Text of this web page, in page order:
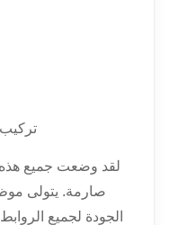
تركيب
لقد وضعت جميع هذه
صارمة. يتولى
الجودة لجميع